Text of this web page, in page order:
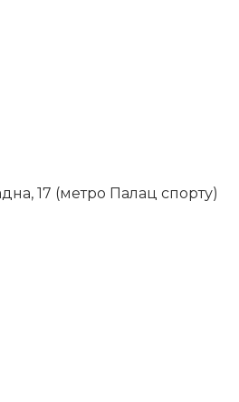
17 (метро Палац спорту)